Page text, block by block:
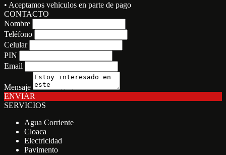
• Aceptamos vehiculos en parte de pago
CONTACTO
Nombre
Teléfono
Celular
PIN
Email
Mensaje
ENVIAR
SERVICIOS
Agua Corriente
Cloaca
Electricidad
Pavimento